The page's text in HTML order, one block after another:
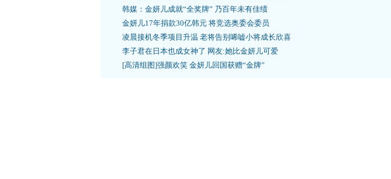
韩媒：金妍儿成就“全奖牌” 乃百年未有佳绩
金妍儿17年捐款30亿韩元 将竞选奥委会委员
凌晨接机冬季项目升温 老将告别唏嘘小将成长欣喜
李子君在日本也成女神了 网友:她比金妍儿可爱
[高清组图]强颜欢笑 金妍儿回国获赠“金牌”